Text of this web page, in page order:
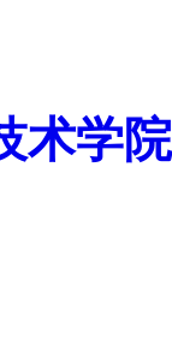
术学院